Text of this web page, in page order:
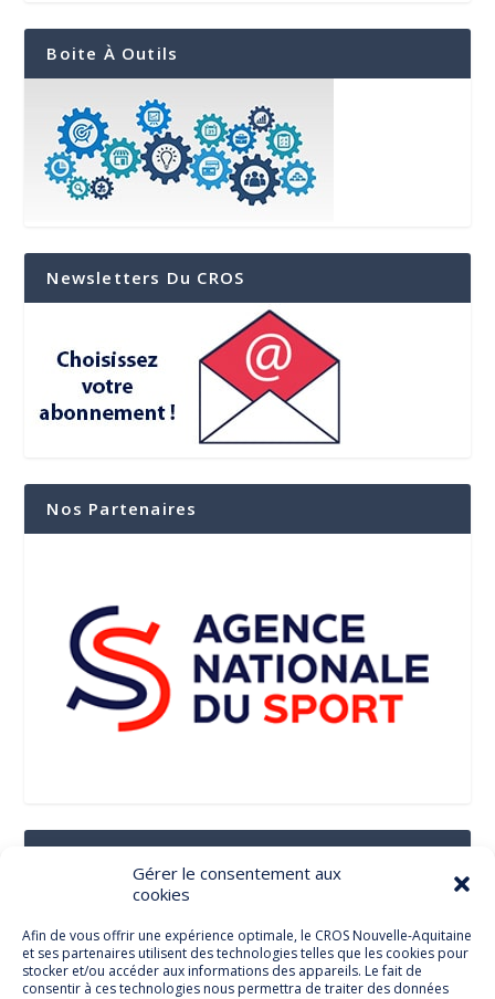
Gérer le consentement aux
cookies
Afin de vous offrir une expérience optimale, le CROS Nouvelle-Aquitaine
et ses partenaires utilisent des technologies telles que les cookies pour
stocker et/ou accéder aux informations des appareils. Le fait de
consentir à ces technologies nous permettra de traiter des données
Boite À Outils
Newsletters Du CROS
Nos Partenaires
Suivez-Nous Sur Les Réseaux Sociaux
Facebook